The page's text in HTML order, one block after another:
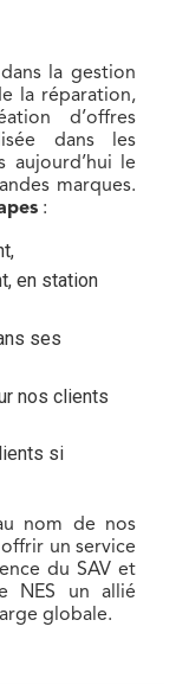
la gestion
la réparation,
d’offres
dans les
aujourd’hui le
marques.
:
en station
ses
nos clients
si
nom de nos
un service
du SAV et
NES un allié
globale.